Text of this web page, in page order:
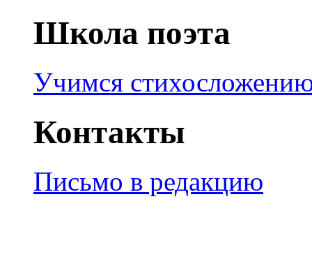
Школа поэта
Учимся
Контакты
Письмо в редакцию